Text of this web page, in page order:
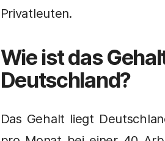
Privatleuten.
Wie ist das
Deutschland?
Das Gehalt liegt